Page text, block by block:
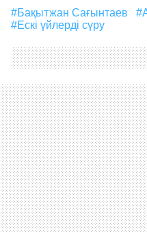
#Бақытжан Сағынтаев
#ескі үйлерді сүру